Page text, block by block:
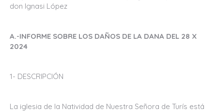
don lgnasi López
A.-INFORME SOBRE LOS DAÑOS DE LA DANA DEL 28 X
2024
1- DESCRIPCIÓN
La iglesia de la Natividad de Nuestra Señora de Turís está